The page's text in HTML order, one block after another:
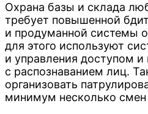
Охрана базы и склада
требует повышенной
и продуманной системы
для этого используют
и управления доступом
с распознаванием лиц.
организовать
минимум несколько смен